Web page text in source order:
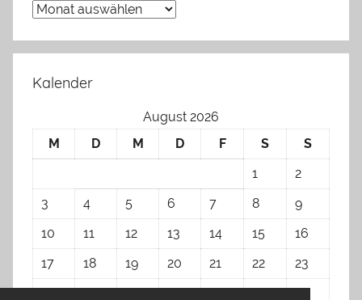
Archiv
Kalender
August 2026
M
D M D F S
S
1
2
3
4 5 6 7 8
9
10
11 12 13 14 15
16
17
18 19 20 21 22
23
24
25 26 27 28 29 30